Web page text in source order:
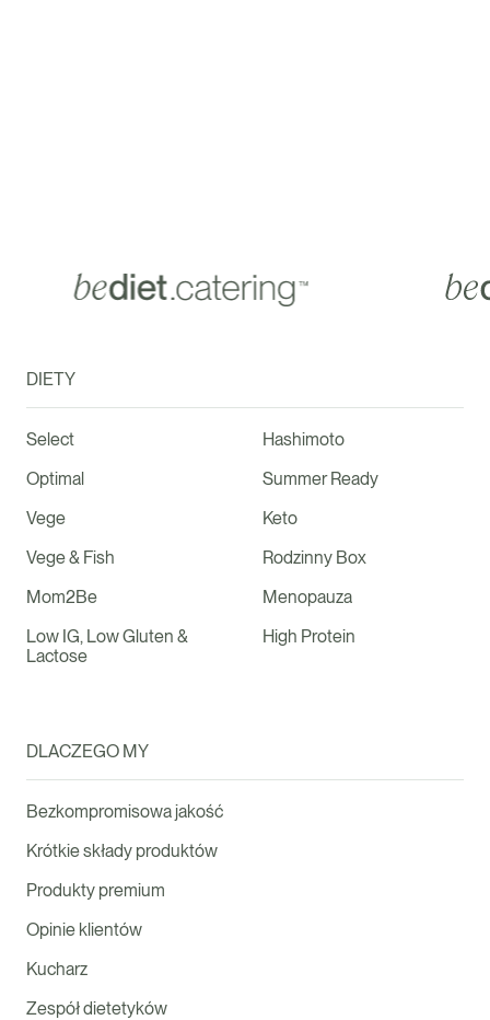
DIETY
Select
Optimal
Vege
Vege & Fish
Mom2Be
Low IG, Low Gluten &
Lactose
Hashimoto
Summer Ready
Keto
Rodzinny Box
Menopauza
High Protein
DLACZEGO MY
Bezkompromisowa jakość
Krótkie składy produktów
Produkty premium
Opinie klientów
Kucharz
Zespół dietetyków